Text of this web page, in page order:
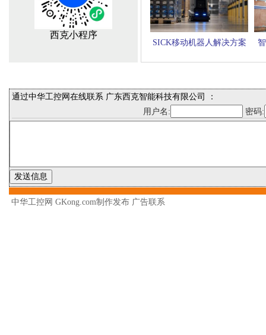
西克小程序
SICK移动机器人解决方案
通过中华工控网在线联系 广东西克智能科技有限公司 ：
用户名:
密码:
中华工控网 GKong.com制作发布 广告联系